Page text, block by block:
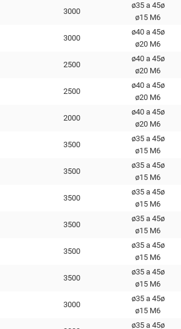
3000
ø35 a 45ø
ø15 M6
3000
ø40 a 45ø
ø20 М6
2500
ø40 a 45ø
ø20 М6
2500
ø40 a 45ø
ø20 М6
2000
ø40 a 45ø
ø20 М6
3500
ø35 a 45ø
ø15 M6
3500
ø35 a 45ø
ø15 M6
3500
ø35 a 45ø
ø15 M6
3500
ø35 a 45ø
ø15 M6
3500
ø35 a 45ø
ø15 M6
3500
ø35 a 45ø
ø15 M6
3000
ø35 a 45ø
ø15 M6
ø35 a 45ø